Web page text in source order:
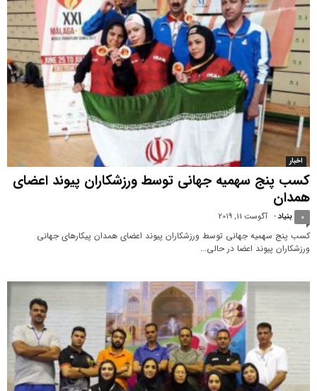
اخبار
کسب پنج سهمیه جهانی توسط ورزشکاران پیوند اعضای
همدان
بنیاد- آگوست 11, 2019 0
کسب پنج سهمیه جهانی توسط ورزشکاران پیوند اعضای همدان پیکارهای جهانی
ورزشکاران پیوند اعضا در حالی...